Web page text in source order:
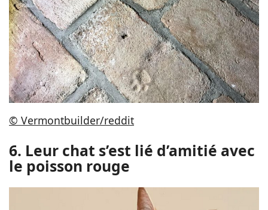
© Vermontbuilder/reddit
6. Leur chat s’est lié d’amitié avec
le poisson rouge